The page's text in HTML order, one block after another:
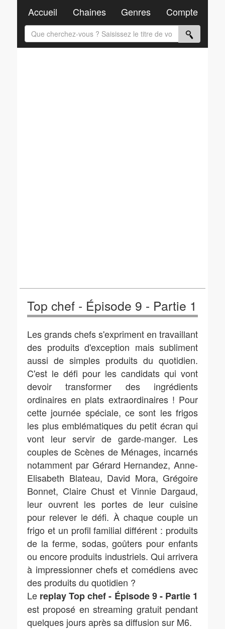
Top chef - Épisode 9 - Partie 1
Les grands chefs s'expriment en travaillant
des produits d'exception mais subliment
aussi de simples produits du quotidien.
C'est le défi pour les candidats qui vont
devoir transformer des ingrédients
ordinaires en plats extraordinaires ! Pour
cette journée spéciale, ce sont les frigos
les plus emblématiques du petit écran qui
vont leur servir de garde-manger. Les
couples de Scènes de Ménages, incarnés
notamment par Gérard Hernandez, Anne-
Elisabeth Blateau, David Mora, Grégoire
Bonnet, Claire Chust et Vinnie Dargaud,
leur ouvrent les portes de leur cuisine
pour relever le défi. À chaque couple un
frigo et un profil familial différent : produits
de la ferme, sodas, goûters pour enfants
ou encore produits industriels. Qui arrivera
à impressionner chefs et comédiens avec
des produits du quotidien ?
Le replay Top chef - Épisode 9 - Partie 1
est proposé en streaming gratuit pendant
quelques jours après sa diffusion sur M6.
Accueil Chaines Genres Compte